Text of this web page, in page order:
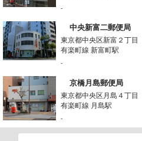
-
中央新富二郵便局
東京都中央区新富２丁目
有楽町線 新富町駅
-
京橋月島郵便局
東京都中央区月島４丁目
有楽町線 月島駅
-